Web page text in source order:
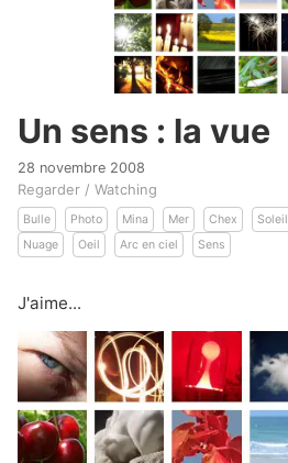
Un sens : la vue
28 novembre 2008
Regarder / Watching
Bulle Photo Mina Mer Chex Soleil
Nuage
Oeil Arc en ciel Sens
J'aime...